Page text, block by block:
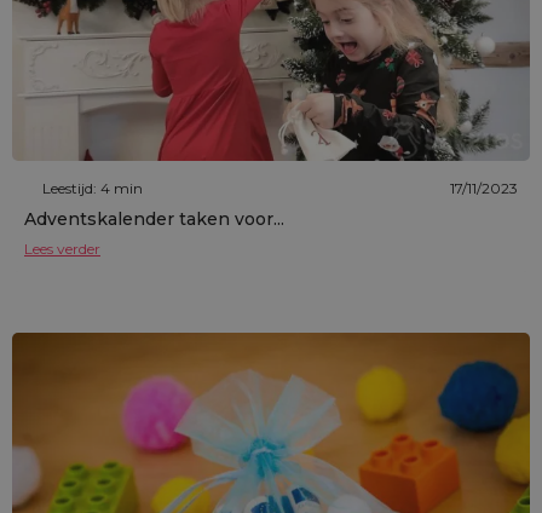
Leestijd: 4 min 17/11/2023
Adventskalender taken voor...
Lees verder